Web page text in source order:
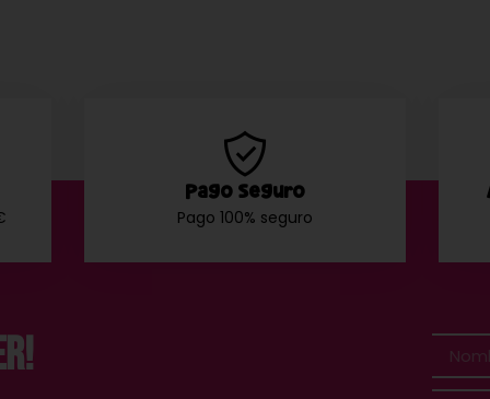
Pago Seguro
Pago 100% seguro